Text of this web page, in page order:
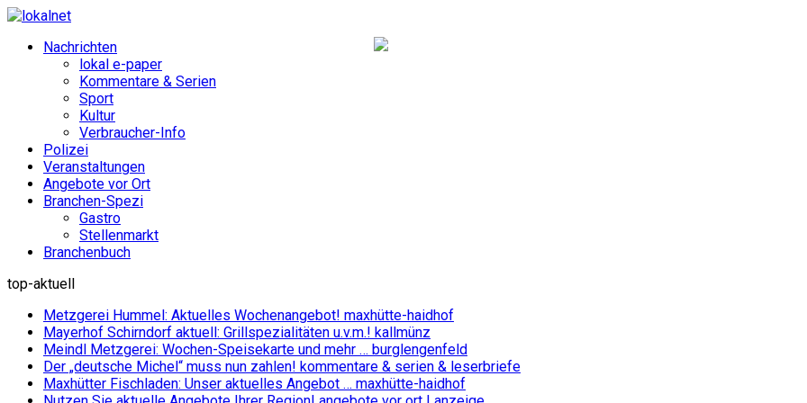
Nachrichten
lokal e-paper
Kommentare & Serien
Sport
Kultur
Verbraucher-Info
Polizei
Veranstaltungen
Angebote vor Ort
Branchen-Spezi
Gastro
Stellenmarkt
Branchenbuch
top-aktuell
Metzgerei Hummel: Aktuelles Wochenangebot! maxhütte-haidhof
Mayerhof Schirndorf aktuell: Grillspezialitäten u.v.m.! kallmünz
Meindl Metzgerei: Wochen-Speisekarte und mehr … burglengenfeld
Der „deutsche Michel“ muss nun zahlen! kommentare & serien & leserbriefe
Maxhütter Fischladen: Unser aktuelles Angebot … maxhütte-haidhof